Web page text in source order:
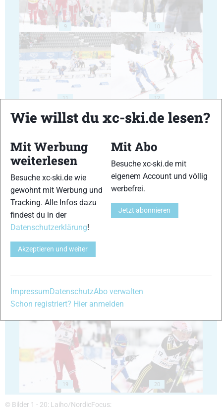
9 10
11 12
15
19 20
© Bilder 1 - 20: Laiho/NordicFocus;
Wie willst du xc-ski.de lesen?
Mit Werbung
weiterlesen
Besuche xc-ski.de wie
gewohnt mit Werbung und
Tracking. Alle Infos dazu
findest du in der
Datenschutzerklärung!
Akzeptieren und weiter
Mit Abo
Besuche xc-ski.de mit
eigenem Account und völlig
werbefrei.
Jetzt abonnieren
ImpressumDatenschutzAbo verwalten
Schon registriert? Hier anmelden